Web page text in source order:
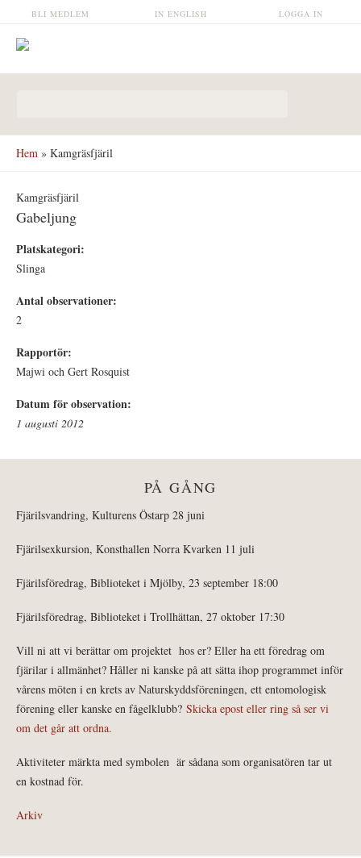
Hoppa till huvudinnehåll LOGGA IN
IN ENGLISH
BLI MEDLEM
Hem » Kamgräsfjäril
Kamgräsfjäril
Gabeljung
Platskategori:
Slinga
Antal observationer:
2
Rapportör:
Majwi och Gert Rosquist
Datum för observation:
1 augusti 2012
PÅ GÅNG
Fjärilsvandring, Kulturens Östarp 28 juni
Fjärilsexkursion, Konsthallen Norra Kvarken 11 juli
Fjärilsföredrag, Biblioteket i Mjölby, 23 september 18:00
Fjärilsföredrag, Biblioteket i Trollhättan, 27 oktober 17:30
Vill ni att vi berättar om projektet hos er? Eller ha ett föredrag om
fjärilar i allmänhet? Håller ni kanske på att sätta ihop programmet inför
vårens möten i en krets av Naturskyddsföreningen, ett entomologisk
förening eller kanske en fågelklubb? Skicka epost eller ring så ser vi
om det går att ordna.
Aktiviteter märkta med symbolen är sådana som organisatören tar ut
en kostnad för.
Arkiv